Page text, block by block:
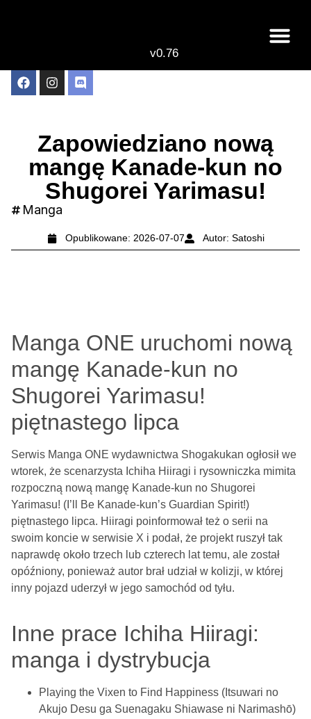
v0.76
Zapowiedziano nową
mangę Kanade-kun no
Shugorei Yarimasu!
Manga
Opublikowane: 2026-07-07 Autor: Satoshi
Manga ONE uruchomi nową
mangę Kanade-kun no
Shugorei Yarimasu!
piętnastego lipca
Serwis Manga ONE wydawnictwa Shogakukan ogłosił we
wtorek, że scenarzysta Ichiha Hiiragi i rysowniczka mimita
rozpoczną nową mangę Kanade-kun no Shugorei
Yarimasu! (I’ll Be Kanade-kun’s Guardian Spirit!)
piętnastego lipca. Hiiragi poinformował też o serii na
swoim koncie w serwisie X i podał, że projekt ruszył tak
naprawdę około trzech lub czterech lat temu, ale został
opóźniony, ponieważ autor brał udział w kolizji, w której
inny pojazd uderzył w jego samochód od tyłu.
Inne prace Ichiha Hiiragi:
manga i dystrybucja
Playing the Vixen to Find Happiness (Itsuwari no
Akujo Desu ga Suenagaku Shiawase ni Narimashō)